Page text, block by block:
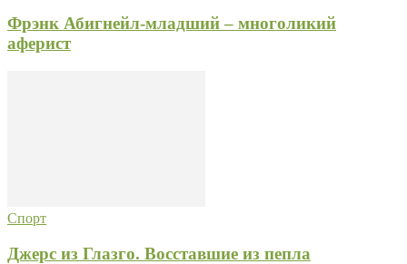
Фрэнк Абигнейл-младший – многоликий
аферист
Спорт
Джерс из Глазго. Восставшие из пепла